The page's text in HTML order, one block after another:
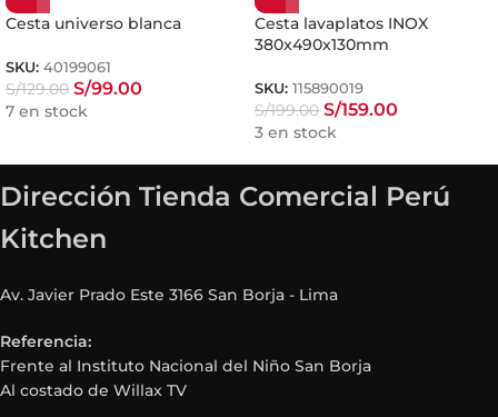
Cesta universo blanca
SKU: 40199061
S/129.00 S/99.00
7 en stock
Cesta lavaplatos INOX
380x490x130mm
SKU: 115890019
S/199.00 S/159.00
3 en stock
Dirección Tienda Comercial Perú
Kitchen
Av. Javier Prado Este 3166 San Borja - Lima
Referencia:
Frente al Instituto Nacional del Niño San Borja
Al costado de Willax TV